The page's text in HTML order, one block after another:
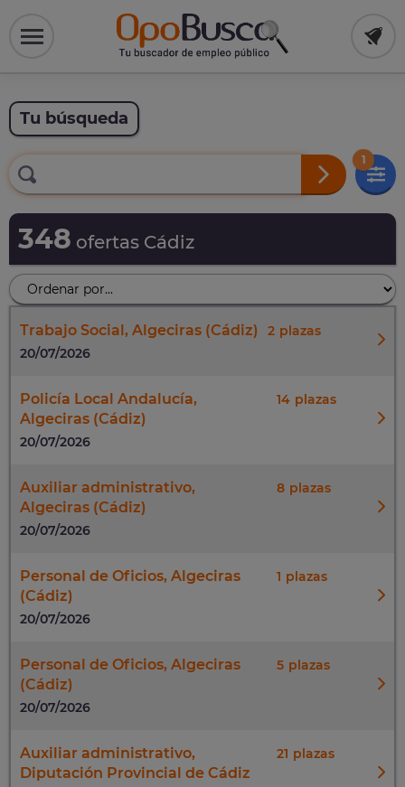
Tu búsqueda
1
348 ofertas Cádiz
Trabajo Social, Algeciras (Cádiz)
2
20/07/2026
Policía Local Andalucía,
Algeciras (Cádiz)
14
20/07/2026
Auxiliar administrativo,
Algeciras (Cádiz)
8
20/07/2026
Personal de Oficios, Algeciras
(Cádiz)
1
20/07/2026
Personal de Oficios, Algeciras
(Cádiz)
5
20/07/2026
Auxiliar administrativo,
Diputación Provincial de Cádiz
21